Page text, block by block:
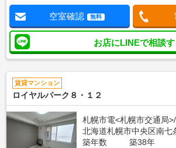
空室確認 無料
お店にLINEで相談す
賃貸マンション
ロイヤルパーク８・１２
札幌市電<札幌市交通局
北海道札幌市中央区南七
築年数
築38年